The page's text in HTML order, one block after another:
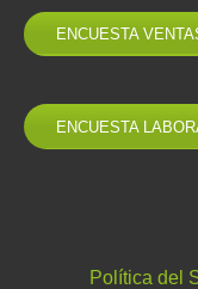
ENCUESTA
ENCUESTA
Política del